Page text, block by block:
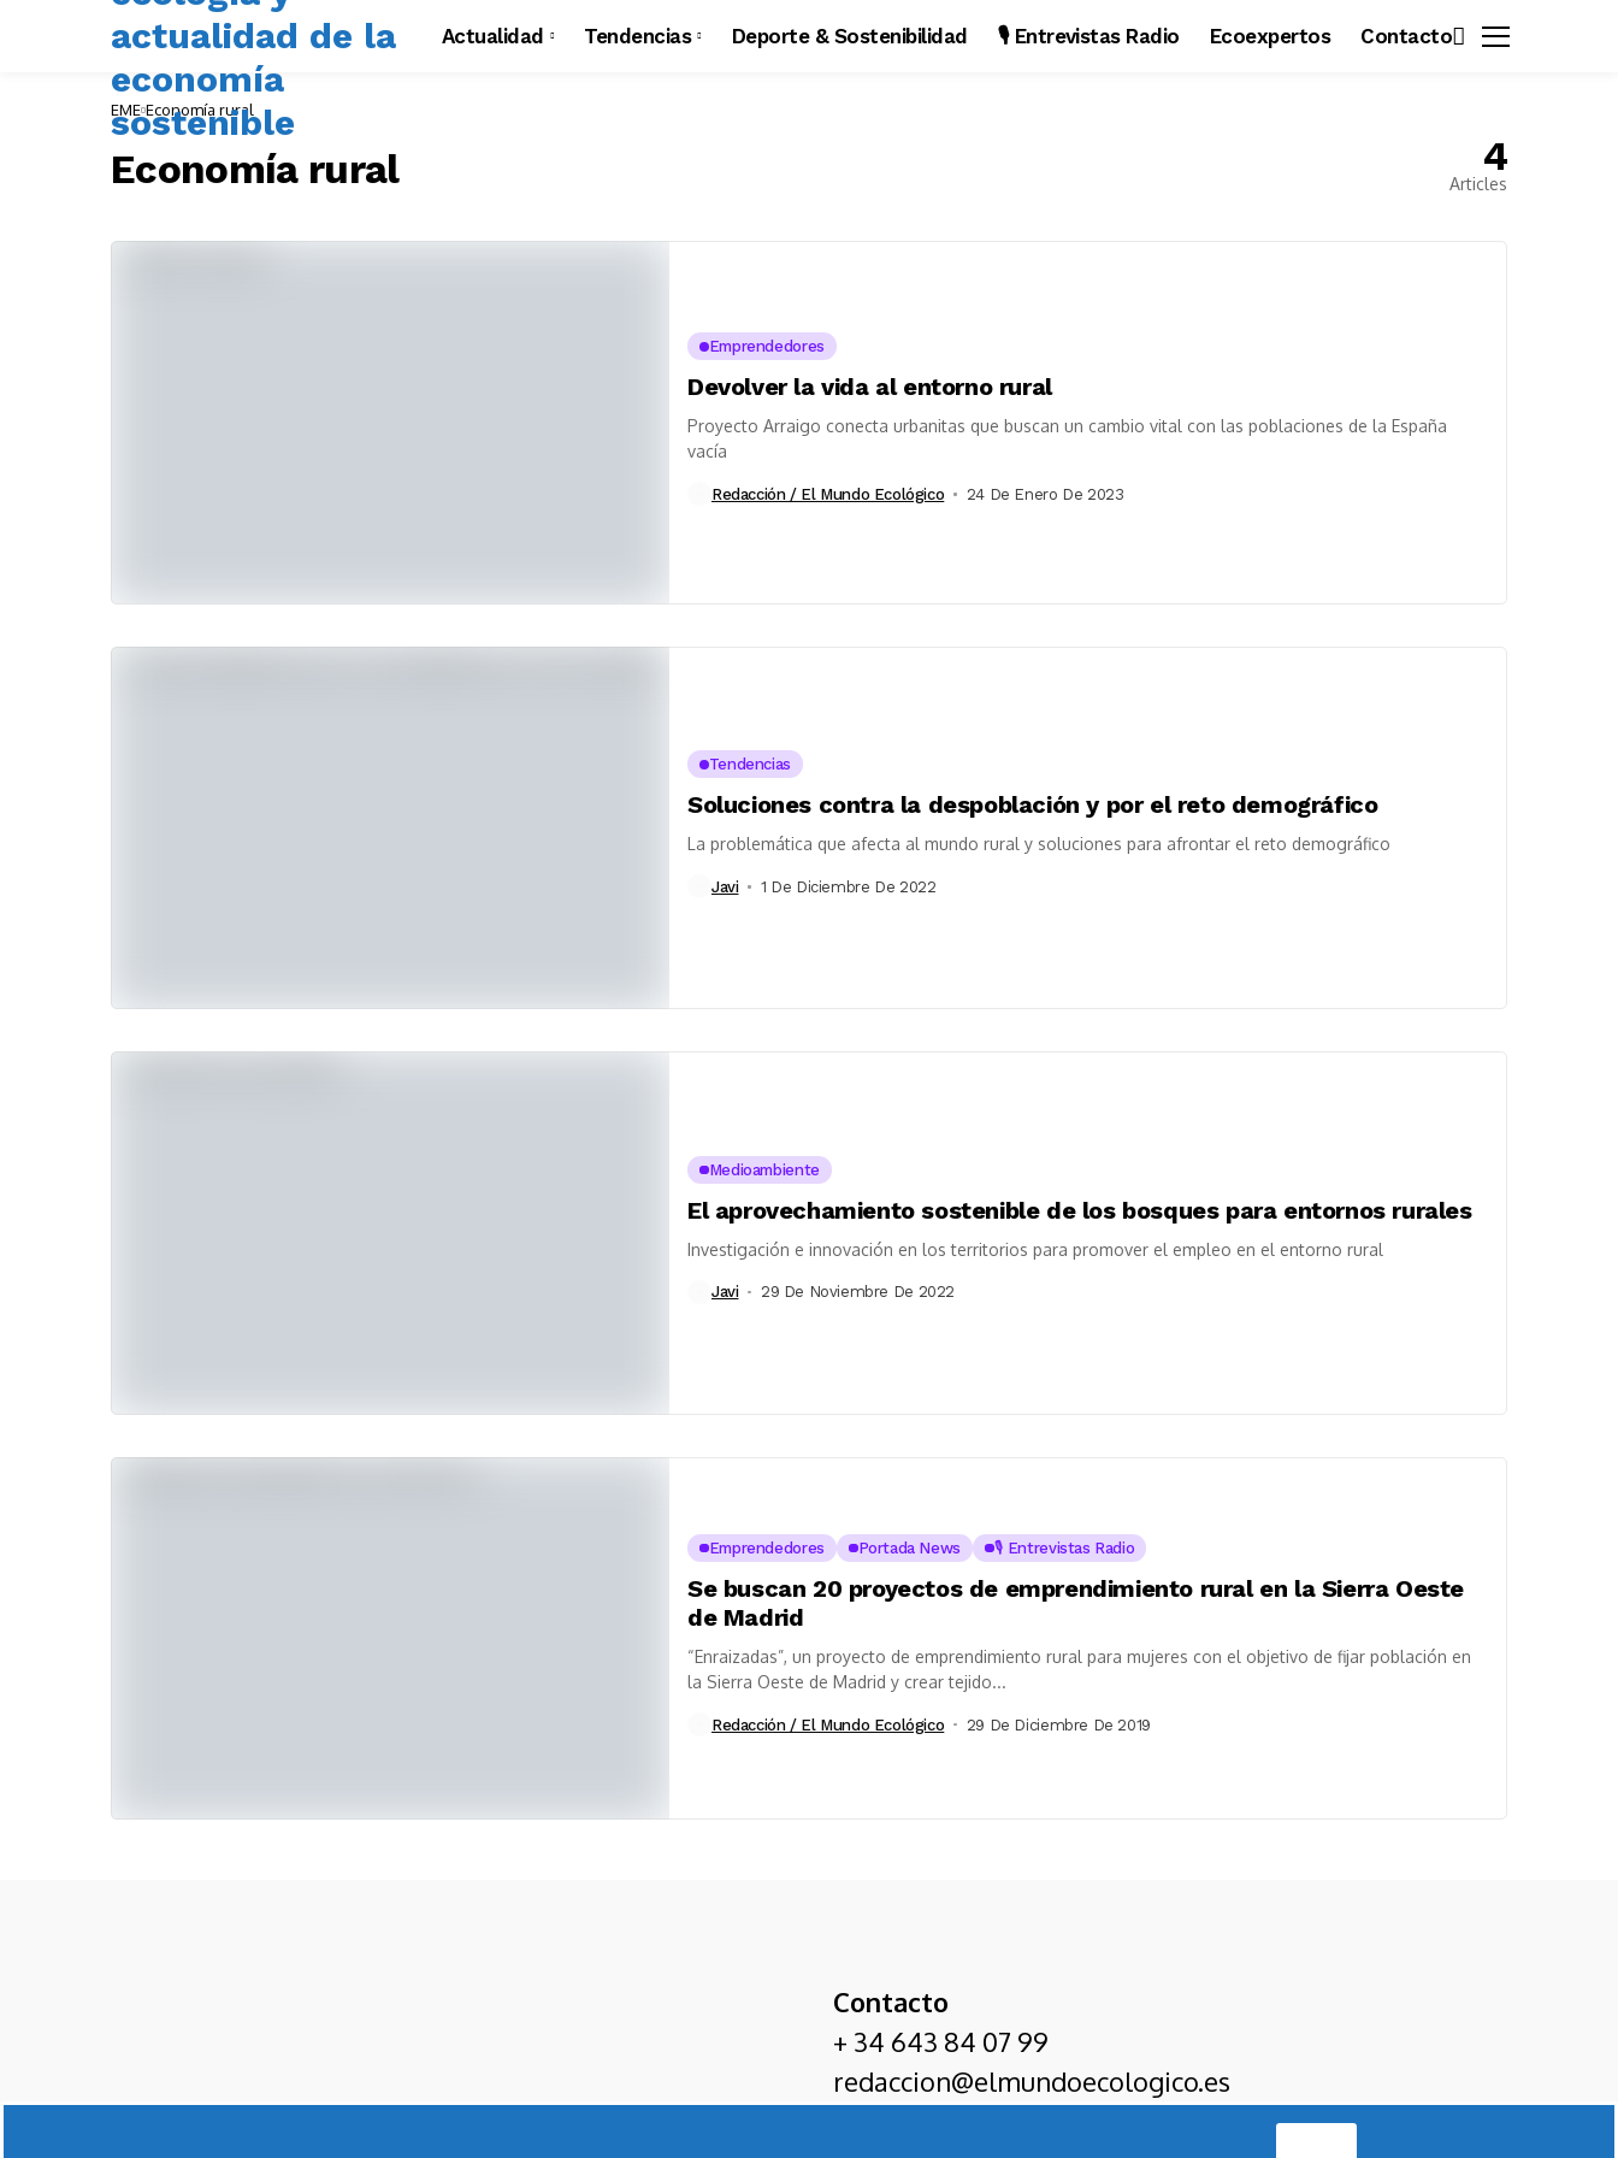
Actualidad Tendencias Deporte & Sostenibilidad 🎙️ Entrevistas Radio Ecoexpertos Contacto
EME Economía rural
Economía rural 4
Articles
Emprendedores
Devolver la vida al entorno rural
Proyecto Arraigo conecta urbanitas que buscan un cambio vital con las poblaciones de la España
vacía
Redacción / El Mundo Ecológico 24 De Enero De 2023
Tendencias
Soluciones contra la despoblación y por el reto demográfico
La problemática que afecta al mundo rural y soluciones para afrontar el reto demográfico
Javi 1 De Diciembre De 2022
Medioambiente
El aprovechamiento sostenible de los bosques para entornos rurales
Investigación e innovación en los territorios para promover el empleo en el entorno rural
Javi 29 De Noviembre De 2022
Emprendedores Portada News 🎙️ Entrevistas Radio
Se buscan 20 proyectos de emprendimiento rural en la Sierra Oeste
de Madrid
“Enraizadas”, un proyecto de emprendimiento rural para mujeres con el objetivo de fijar población en
la Sierra Oeste de Madrid y crear tejido...
Redacción / El Mundo Ecológico 29 De Diciembre De 2019
Contacto
+ 34 643 84 07 99
redaccion@elmundoecologico.es